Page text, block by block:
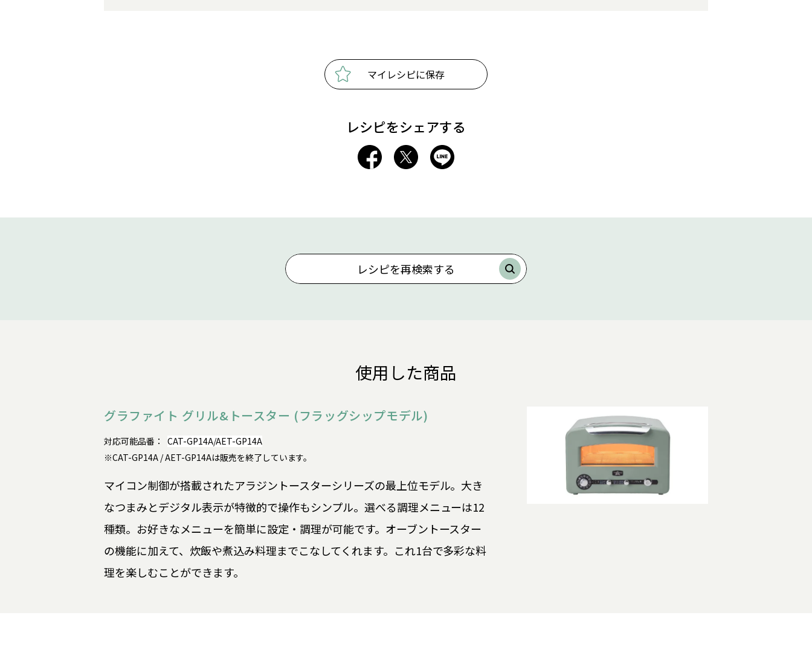
マイレシピに保存
レシピをシェアする
レシピを再検索する
使用した商品
グラファイト グリル&トースター (フラッグシップモデル)
対応可能品番：
CAT-GP14A/AET-GP14A
※CAT-GP14A / AET-GP14Aは販売を終了しています。
マイコン制御が搭載されたアラジントースターシリーズの最上位モデル。大き
なつまみとデジタル表示が特徴的で操作もシンプル。選べる調理メニューは12
種類。お好きなメニューを簡単に設定・調理が可能です。オーブントースター
の機能に加えて、炊飯や煮込み料理までこなしてくれます。これ1台で多彩な料
理を楽しむことができます。